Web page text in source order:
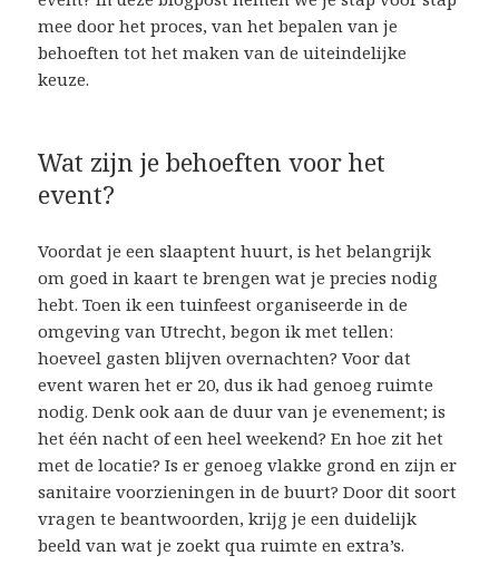
mee door het proces, van het bepalen van je
behoeften tot het maken van de uiteindelijke
keuze.
Wat zijn je behoeften voor het
event?
Voordat je een slaaptent huurt, is het belangrijk
om goed in kaart te brengen wat je precies nodig
hebt. Toen ik een tuinfeest organiseerde in de
omgeving van Utrecht, begon ik met tellen:
hoeveel gasten blijven overnachten? Voor dat
event waren het er 20, dus ik had genoeg ruimte
nodig. Denk ook aan de duur van je evenement; is
het één nacht of een heel weekend? En hoe zit het
met de locatie? Is er genoeg vlakke grond en zijn er
sanitaire voorzieningen in de buurt? Door dit soort
vragen te beantwoorden, krijg je een duidelijk
beeld van wat je zoekt qua ruimte en extra’s.